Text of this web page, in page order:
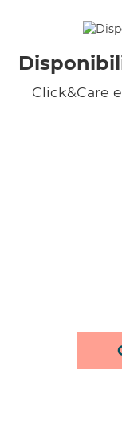
Click&Care